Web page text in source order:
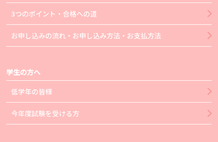
3つのポイント・合格への道
お申し込みの流れ・お申し込み方法・お支払方法
学生の方へ
低学年の皆様
今年度試験を受ける方